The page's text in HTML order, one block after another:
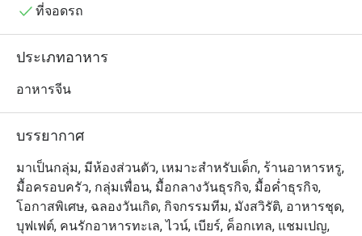
ห้องอาหารแห่งนี้มีชื่อเสียงด้าน ฝีมือการปรุงอาหารอัน
ไม่ควรพลาด ได้แก่ หมูย่างกรอบ ที่ชุ่มฉ่ำ, หมูแดงน้ำผึ้ง (ชา
หลายชนิด — ทุกจานคือความสุขที่แท้จริงของการลิ้มรส
ระดับพรีเมียม พร้อมเพลิดเพลินกับทิวทัศน์บนฟ้าระดับโลก
เพื่อสัมผัสประสบการณ์การรับประทานอาหารที่ไม่เหมือน
ใคร
ที่จอดรถ
ประเภทอาหาร
อาหารจีน
บรรยากาศ
มาเป็นกลุ่ม, มีห้องส่วนตัว, เหมาะสำหรับเด็ก, ร้านอาหารหรู,
มื้อครอบครัว, กลุ่มเพื่อน, มื้อกลางวันธุรกิจ, มื้อค่ำธุรกิจ,
โอกาสพิเศษ, ฉลองวันเกิด, กิจกรรมทีม, มังสวิรัติ, อาหารชุด,
บุฟเฟต์, คนรักอาหารทะเล, ไวน์, เบียร์, ค็อกเทล, แชมเปญ,